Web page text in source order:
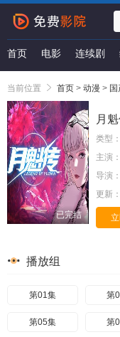
首页 电影 连续剧
当前位置 首页 > 动漫 >
已完结
月
类型：
主演：
导演：
更新：
播放组
第01集 第
第05集 第